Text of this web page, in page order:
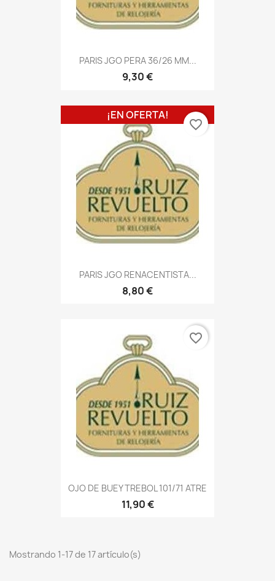
PARIS JGO PERA 36/26 MM...
9,30 €
PARIS JGO RENACENTISTA...
8,80 €
¡EN OFERTA!
favorite_border
OJO DE BUEY TREBOL 101/71 ATRE
11,90 €
favorite_border
Mostrando 1-17 de 17 artículo(s)